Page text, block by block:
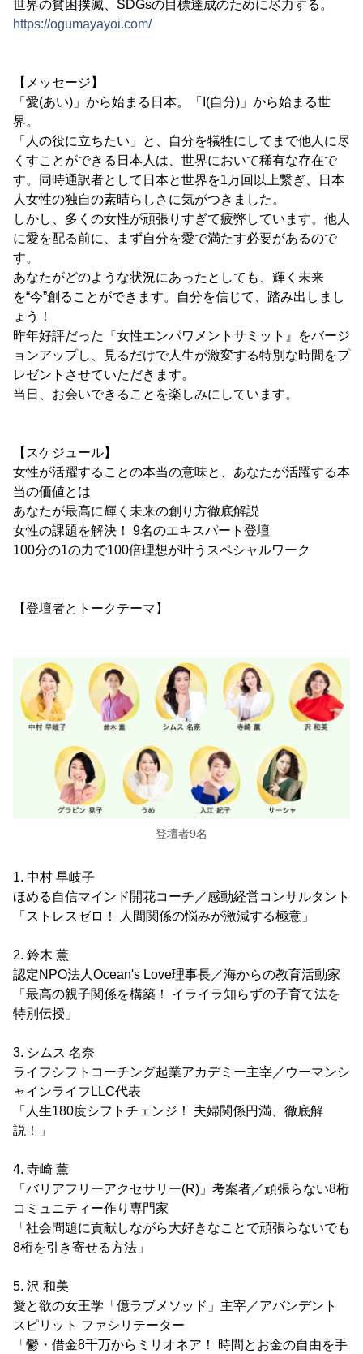
世界の貧困撲滅、SDGsの目標達成のために尽力する。
https://ogumayayoi.com/
【メッセージ】
「愛(あい)」から始まる日本。「I(自分)」から始まる世
界。
「人の役に立ちたい」と、自分を犠牲にしてまで他人に尽
くすことができる日本人は、世界において稀有な存在で
す。同時通訳者として日本と世界を1万回以上繋ぎ、日本
人女性の独自の素晴らしさに気がつきました。
しかし、多くの女性が頑張りすぎて疲弊しています。他人
に愛を配る前に、まず自分を愛で満たす必要があるので
す。
あなたがどのような状況にあったとしても、輝く未来
を“今”創ることができます。自分を信じて、踏み出しまし
ょう！
昨年好評だった『女性エンパワメントサミット』をバージ
ョンアップし、見るだけで人生が激変する特別な時間をプ
レゼントさせていただきます。
当日、お会いできることを楽しみにしています。
【スケジュール】
女性が活躍することの本当の意味と、あなたが活躍する本
当の価値とは
あなたが最高に輝く未来の創り方徹底解説
女性の課題を解決！ 9名のエキスパート登壇
100分の1の力で100倍理想が叶うスペシャルワーク
【登壇者とトークテーマ】
登壇者9名
1. 中村 早岐子
ほめる自信マインド開花コーチ／感動経営コンサルタント
「ストレスゼロ！ 人間関係の悩みが激減する極意」
2. 鈴木 薫
認定NPO法人Ocean's Love理事長／海からの教育活動家
「最高の親子関係を構築！ イライラ知らずの子育て法を
特別伝授」
3. シムス 名奈
ライフシフトコーチング起業アカデミー主宰／ウーマンシ
ャインライフLLC代表
「人生180度シフトチェンジ！ 夫婦関係円満、徹底解
説！」
4. 寺崎 薫
「バリアフリーアクセサリー(R)」考案者／頑張らない8桁
コミュニティー作り専門家
「社会問題に貢献しながら大好きなことで頑張らないでも
8桁を引き寄せる方法」
5. 沢 和美
愛と欲の女王学「億ラブメソッド」主宰／アバンデント
スピリット ファシリテーター
「鬱・借金8千万からミリオネア！ 時間とお金の自由を手